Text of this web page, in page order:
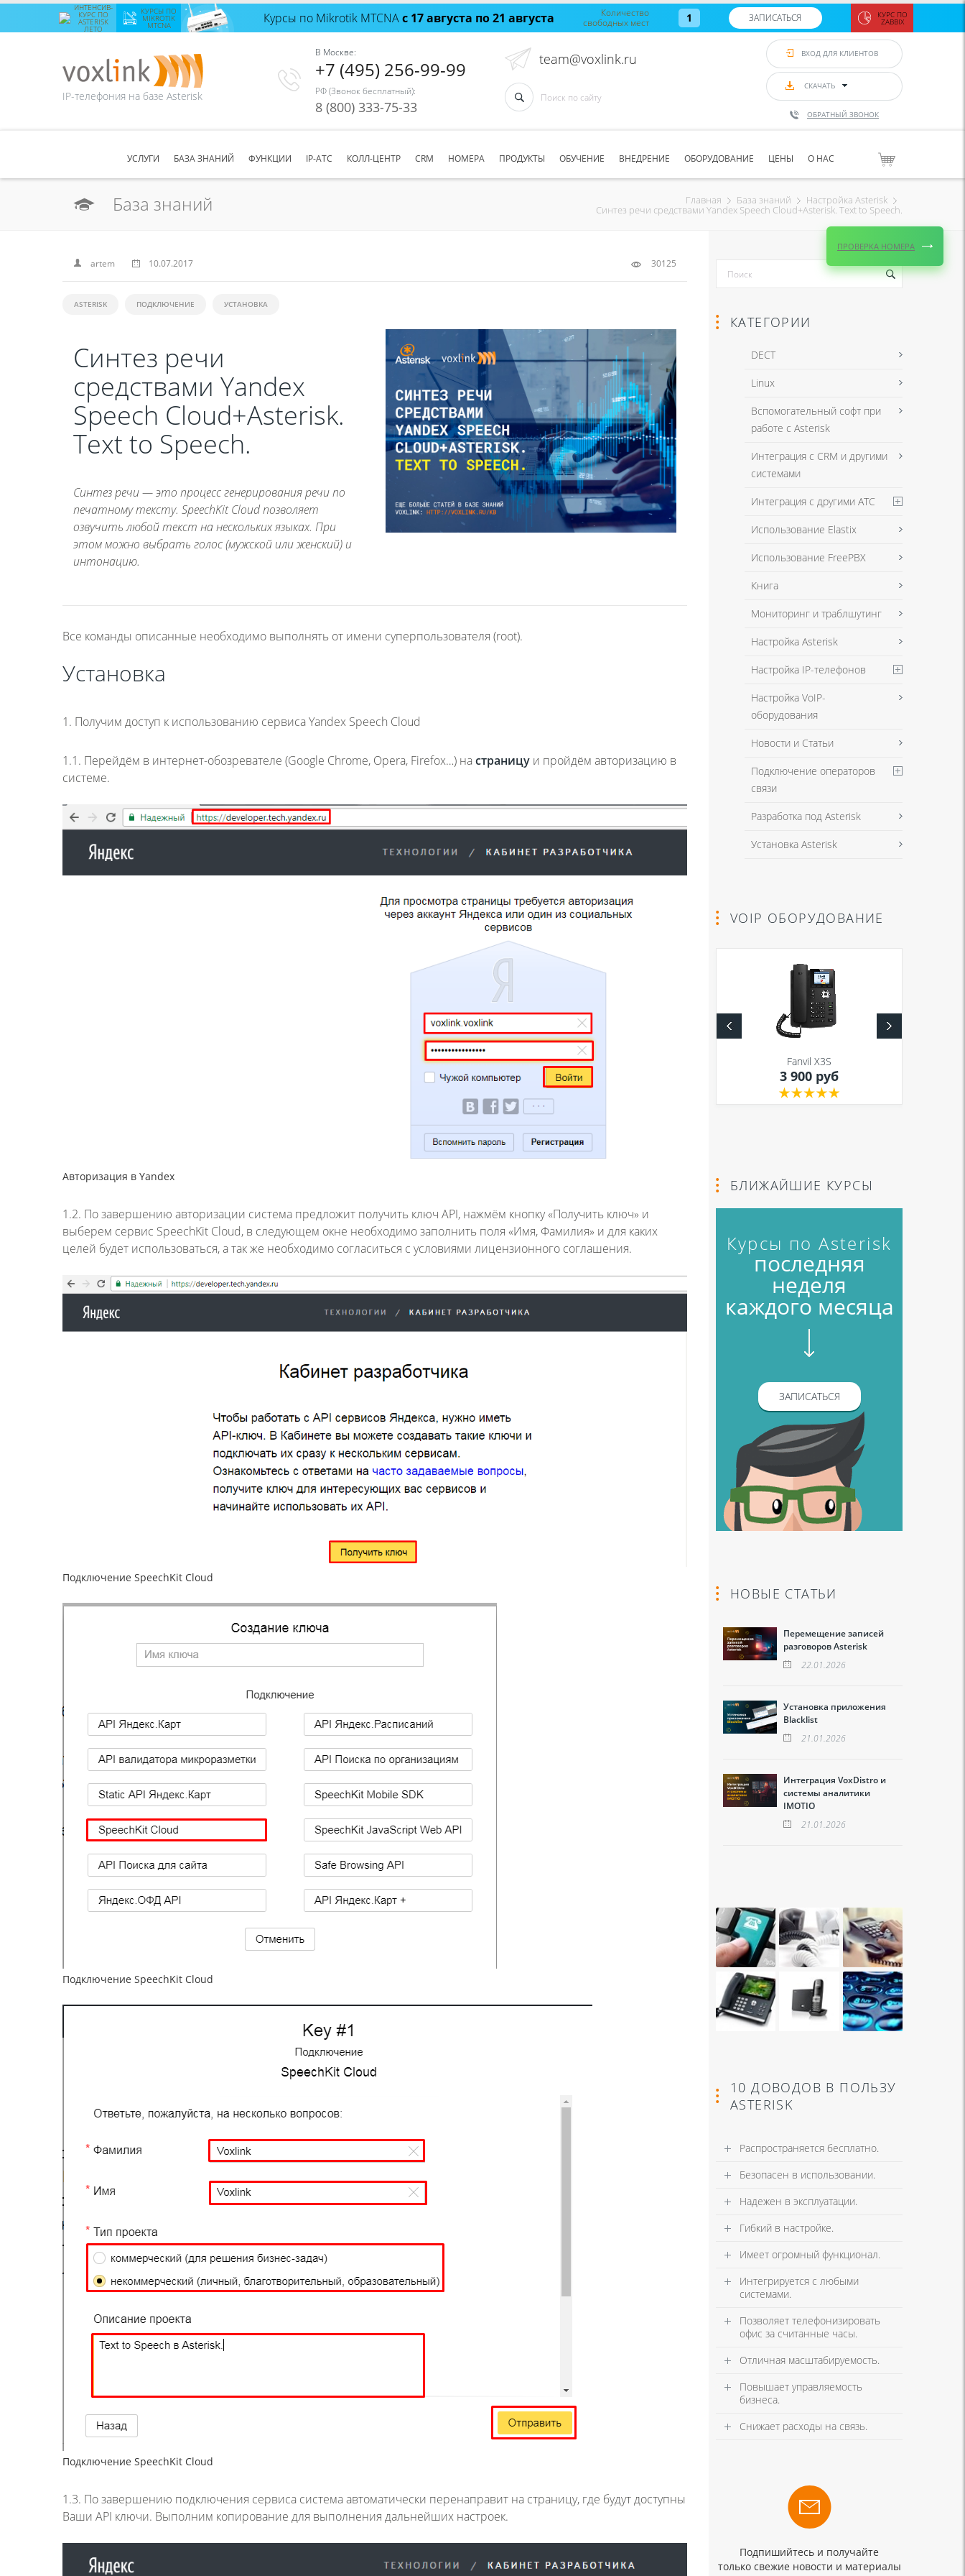
ИНТЕНСИВ-
КУРС ПО
ASTERISK
ЛЕТО Интенсив-
курс по
лето с 24
августа
по 28
августа
Количество
ЗАПИСАТЬСЯ
КУРСЫ ПО
MIKROTIK
MTCNA Курсы по Mikrotik MTCNAс 17 августа по 21 августа
Количество
свободных мест
1 ЗАПИСАТЬСЯ КУРС ПО
ZABBIX
IP-телефония на базе Asterisk
ВХОД ДЛЯ КЛИЕНТОВ
СКАЧАТЬ
ОБРАТНЫЙ ЗВОНОК
В Москве:
+7 (495) 256-99-99
РФ (Звонок бесплатный):
8 (800) 333-75-33
team@voxlink.ru
УСЛУГИ БАЗА ЗНАНИЙ ФУНКЦИИ IP-АТС КОЛЛ-ЦЕНТР CRM НОМЕРА ПРОДУКТЫ ОБУЧЕНИЕ ВНЕДРЕНИЕ ОБОРУДОВАНИЕ ЦЕНЫ О НАС
База знаний Главная База знаний Настройка Asterisk
Синтез речи средствами Yandex Speech Cloud+Asterisk. Text to Speech.
artem 10.07.2017 30125
ASTERISK ПОДКЛЮЧЕНИЕ УСТАНОВКА
Синтез речи
средствами Yandex
Speech Cloud+Asterisk.
Text to Speech.
Синтез речи — это процесс генерирования речи по
печатному тексту. SpeechKit Cloud позволяет
озвучить любой текст на нескольких языках. При
этом можно выбрать голос (мужской или женский) и
интонацию.
Все команды описанные необходимо выполнять от имени суперпользователя (root).
Установка
1. Получим доступ к использованию сервиса Yandex Speech Cloud
1.1. Перейдём в интернет-обозревателе (Google Chrome, Opera, Firefox…) настраницу и пройдём авторизацию в
системе.
Авторизация в Yandex
1.2. По завершению авторизации система предложит получить ключ API, нажмём кнопку «Получить ключ» и
выберем сервис SpeechKit Cloud, в следующем окне необходимо заполнить поля «Имя, Фамилия» и для каких
целей будет использоваться, а так же необходимо согласиться с условиями лицензионного соглашения.
Подключение SpeechKit Cloud
Подключение SpeechKit Cloud
Подключение SpeechKit Cloud
1.3. По завершению подключения сервиса система автоматически перенаправит на страницу, где будут доступны
Ваши API ключи. Выполним копирование для выполнения дальнейших настроек.
КАТЕГОРИИ
DECT
Linux
Вспомогательный софт при
работе с Asterisk
Интеграция с CRM и другими
системами
Интеграция с другими АТС
Использование Elastix
Использование FreePBX
Книга
Мониторинг и траблшутинг
Настройка Asterisk
Настройка IP-телефонов
Настройка VoIP-
оборудования
Новости и Статьи
Подключение операторов
связи
Разработка под Asterisk
Установка Asterisk
VOIP ОБОРУДОВАНИЕ
2 990 руб Fanvil X3S
3 900 руб
БЛИЖАЙШИЕ КУРСЫ
Курсы по Asterisk
последняя
неделя
каждого месяца
ЗАПИСАТЬСЯ
НОВЫЕ СТАТЬИ
Перемещение записей
разговоров Asterisk
22.01.2026
Установка приложения
Blacklist
21.01.2026
Интеграция VoxDistro и
системы аналитики
IMOTIO
21.01.2026
10 ДОВОДОВ В ПОЛЬЗУ
ASTERISK
Распространяется бесплатно.
Безопасен в использовании.
Надежен в эксплуатации.
Гибкий в настройке.
Имеет огромный функционал.
Интегрируется с любыми
системами.
Позволяет телефонизировать
офис за считанные часы.
Отличная масштабируемость.
Повышает управляемость
бизнеса.
Снижает расходы на связь.
Подпишийтесь и получайте
только свежие новости и материалы
ПРОВЕРКА НОМЕРА